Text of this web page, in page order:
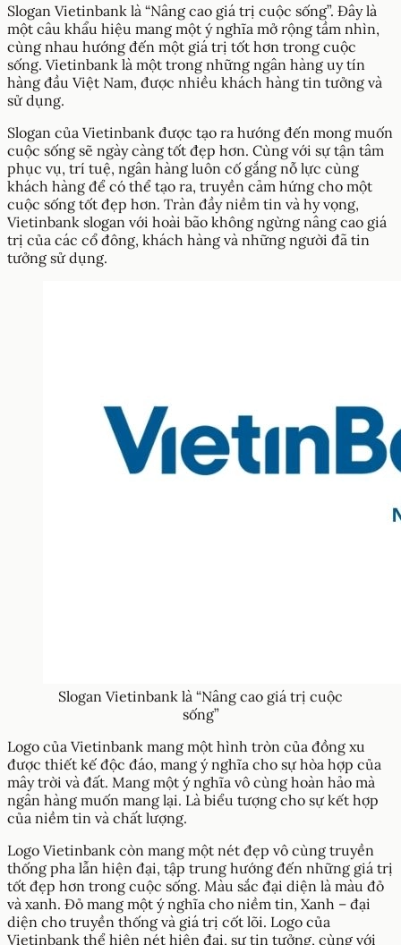
Slogan Vietinbank là “Nâng cao giá trị cuộc sống”. Đây là
một câu khẩu hiệu mang một ý nghĩa mở rộng tầm nhìn,
cùng nhau hướng đến một giá trị tốt hơn trong cuộc
sống. Vietinbank là một trong những ngân hàng uy tín
hàng đầu Việt Nam, được nhiều khách hàng tin tưởng và
sử dụng.
Slogan của Vietinbank được tạo ra hướng đến mong muốn
cuộc sống sẽ ngày càng tốt đẹp hơn. Cùng với sự tận tâm
phục vụ, trí tuệ, ngân hàng luôn cố gắng nỗ lực cùng
khách hàng để có thể tạo ra, truyền cảm hứng cho một
cuộc sống tốt đẹp hơn. Tràn đầy niềm tin và hy vọng,
Vietinbank slogan với hoài bão không ngừng nâng cao giá
trị của các cổ đông, khách hàng và những người đã tin
tưởng sử dụng.
Slogan Vietinbank là “Nâng cao giá trị cuộc
sống”
Logo của Vietinbank mang một hình tròn của đồng xu
được thiết kế độc đáo, mang ý nghĩa cho sự hòa hợp của
mây trời và đất. Mang một ý nghĩa vô cùng hoàn hảo mà
ngân hàng muốn mang lại. Là biểu tượng cho sự kết hợp
của niềm tin và chất lượng.
Logo Vietinbank còn mang một nét đẹp vô cùng truyền
thống pha lẫn hiện đại, tập trung hướng đến những giá trị
tốt đẹp hơn trong cuộc sống. Màu sắc đại diện là màu đỏ
và xanh. Đỏ mang một ý nghĩa cho niềm tin, Xanh – đại
diện cho truyền thống và giá trị cốt lõi. Logo của
Vietinbank thể hiện nét hiện đại, sự tin tưởng, cùng với